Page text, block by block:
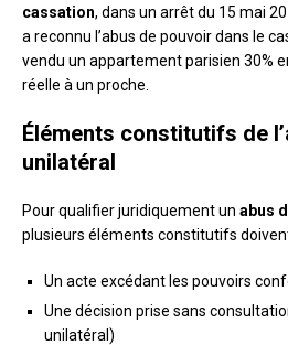
cassation, dans un arrêt du 15 mai
a reconnu l’abus de pouvoir dans le
vendu un appartement parisien 30%
réelle à un proche.
Éléments constitutifs de
unilatéral
Pour qualifier juridiquement un abus
plusieurs éléments constitutifs
Un acte excédant les pouvoirs
Une décision prise sans
unilatéral)